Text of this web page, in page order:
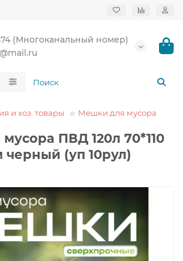
(Многоканальный номер)
и хоз. товары Мешки для мусора
ПВД 120л 70*110
черный (уп 10рул)